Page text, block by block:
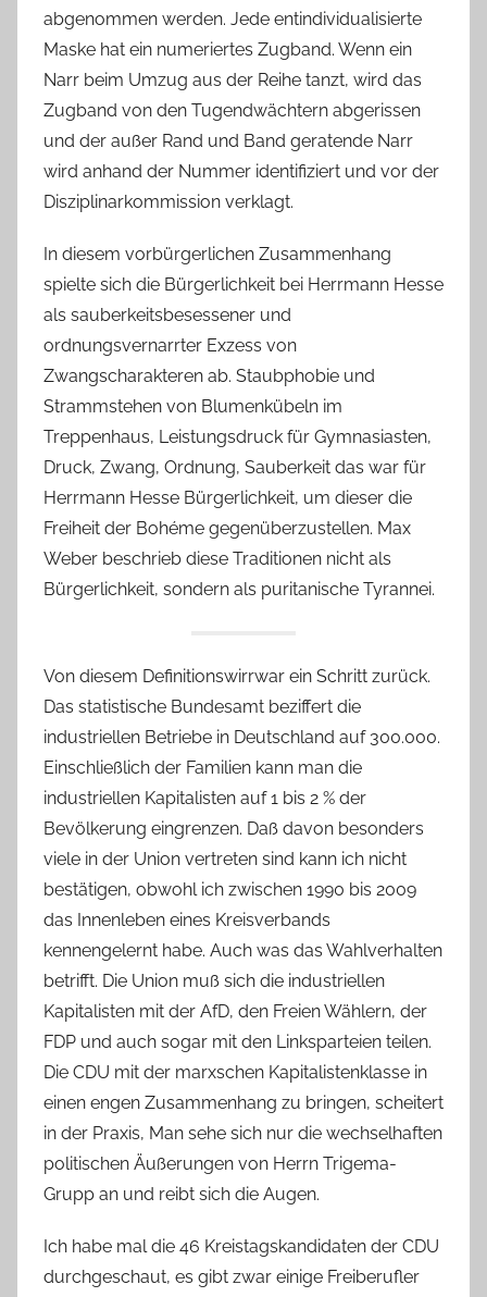
abgenommen werden. Jede entindividualisierte
Maske hat ein numeriertes Zugband. Wenn ein
Narr beim Umzug aus der Reihe tanzt, wird das
Zugband von den Tugendwächtern abgerissen
und der außer Rand und Band geratende Narr
wird anhand der Nummer identifiziert und vor der
Disziplinarkommission verklagt.
In diesem vorbürgerlichen Zusammenhang
spielte sich die Bürgerlichkeit bei Herrmann Hesse
als sauberkeitsbesessener und
ordnungsvernarrter Exzess von
Zwangscharakteren ab. Staubphobie und
Strammstehen von Blumenkübeln im
Treppenhaus, Leistungsdruck für Gymnasiasten,
Druck, Zwang, Ordnung, Sauberkeit das war für
Herrmann Hesse Bürgerlichkeit, um dieser die
Freiheit der Bohéme gegenüberzustellen. Max
Weber beschrieb diese Traditionen nicht als
Bürgerlichkeit, sondern als puritanische Tyrannei.
Von diesem Definitionswirrwar ein Schritt zurück.
Das statistische Bundesamt beziffert die
industriellen Betriebe in Deutschland auf 300.000.
Einschließlich der Familien kann man die
industriellen Kapitalisten auf 1 bis 2 % der
Bevölkerung eingrenzen. Daß davon besonders
viele in der Union vertreten sind kann ich nicht
bestätigen, obwohl ich zwischen 1990 bis 2009
das Innenleben eines Kreisverbands
kennengelernt habe. Auch was das Wahlverhalten
betrifft. Die Union muß sich die industriellen
Kapitalisten mit der AfD, den Freien Wählern, der
FDP und auch sogar mit den Linksparteien teilen.
Die CDU mit der marxschen Kapitalistenklasse in
einen engen Zusammenhang zu bringen, scheitert
in der Praxis, Man sehe sich nur die wechselhaften
politischen Äußerungen von Herrn Trigema-
Grupp an und reibt sich die Augen.
Ich habe mal die 46 Kreistagskandidaten der CDU
durchgeschaut, es gibt zwar einige Freiberufler